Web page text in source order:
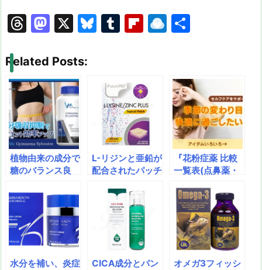
T
e
a
d
s
M
st
o
d
o
n
X
Bl
s
k
y
T
bl
r
Fl
o
ar
d
R
dr
o
p.
io
Related Posts:
植物由来の成分で
糖のバランス良
と生活習慣維持の
サポートに。 Vit
alMe・ギムネマ
シルベスタ（バイ
タルミー）
L-リジンと亜鉛が
配合されたパッチ
です。ビタミン
A、C、D3、Eと
の組み合わせが免
疫力を高め、ウイ
ルスや感染症に負
けない体づくりを
『花粉症薬 比較
一覧表(点鼻薬・
花粉症でツライ悩
みにこたえる商品
を徹底比較。花粉
症のお薬には、
「錠剤(内服)」
水分を補い、炎症 CICA成分とパン オメガ3フィッシ